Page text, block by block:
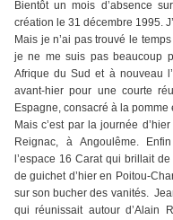
Bientôt un mois d’absence
création le 31 décembre 1995.
Mais je n’ai pas trouvé le
je ne me suis pas beaucoup
Afrique du Sud et à nouveau
avant-hier pour une courte
Espagne, consacré à la
Mais c’est par la journée
Reignac, à Angoulême.
l’espace 16 Carat qui brillait
de guichet d’hier en Poitou-
sur son bucher des vanités.
qui réunissait autour d’Alain